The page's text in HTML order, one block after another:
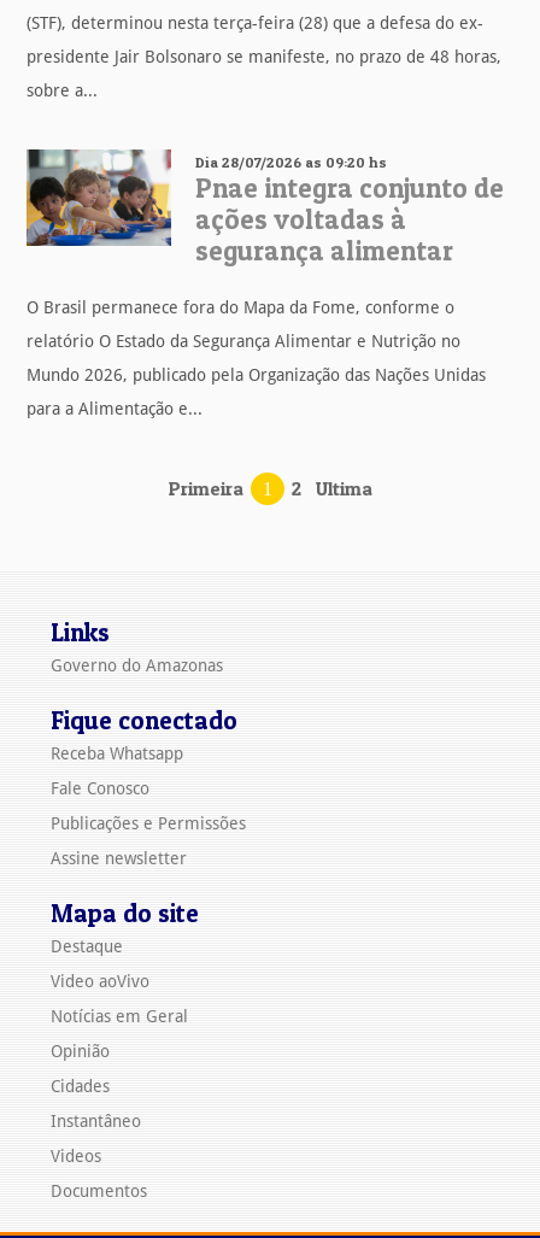
(STF), determinou nesta terça-feira (28) que a defesa do ex-
presidente Jair Bolsonaro se manifeste, no prazo de 48 horas,
sobre a...
Dia 28/07/2026 as 09:20 hs
Pnae integra conjunto de
ações voltadas à
segurança alimentar
O Brasil permanece fora do Mapa da Fome, conforme o
relatório O Estado da Segurança Alimentar e Nutrição no
Mundo 2026, publicado pela Organização das Nações Unidas
para a Alimentação e...
Primeira 1 2 Ultima
Links
Governo do Amazonas
Fique conectado
Receba Whatsapp
Fale Conosco
Publicações e Permissões
Assine newsletter
Mapa do site
Destaque
Video aoVivo
Notícias em Geral
Opinião
Cidades
Instantâneo
Videos
Documentos